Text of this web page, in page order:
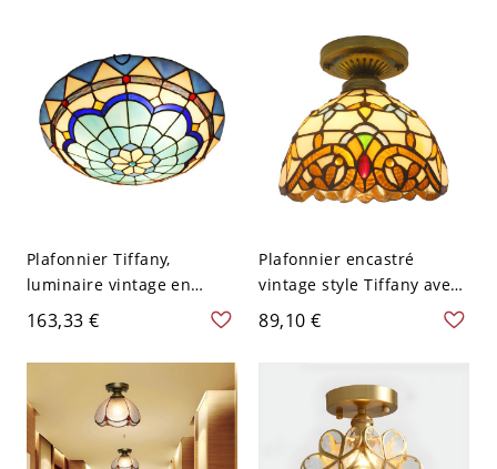
Plafonnier Tiffany,
luminaire vintage en
vitrail avec base en métal
pour chambre et entrée -
110 V-120 V Jaune-Bleu
163,33 €
Plafonnier encastré
vintage style Tiffany avec
abat-jour en vitrail
artisanal, luminaire Art
entrée - 110 V-120 V Rond
89,10 €